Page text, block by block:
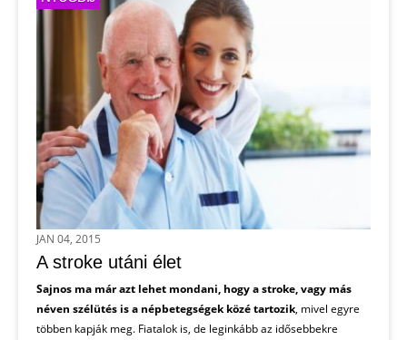
JAN 04, 2015
A stroke utáni élet
Sajnos ma már azt lehet mondani, hogy a stroke, vagy más
néven szélütés is a népbetegségek közé tartozik, mivel egyre
többen kapják meg. Fiatalok is, de leginkább az idősebbekre